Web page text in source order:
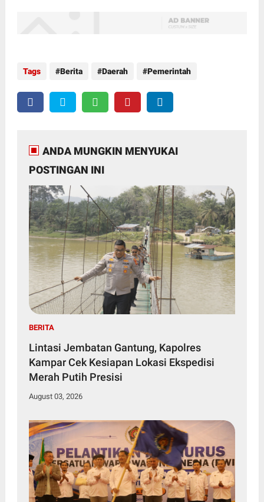
Tags Berita Daerah Pemerintah
ANDA MUNGKIN MENYUKAI
POSTINGAN INI
BERITA
Lintasi Jembatan Gantung, Kapolres
Kampar Cek Kesiapan Lokasi Ekspedisi
Merah Putih Presisi
August 03, 2026